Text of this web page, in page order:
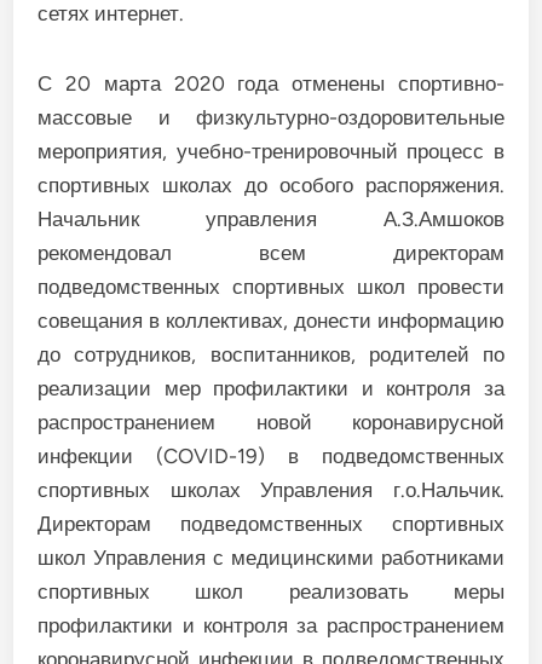
сетях интернет.
С 20 марта 2020 года отменены спортивно-
массовые и физкультурно-оздоровительные
мероприятия, учебно-тренировочный процесс в
спортивных школах до особого распоряжения.
Начальник управления А.З.Амшоков
рекомендовал всем директорам
подведомственных спортивных школ провести
совещания в коллективах, донести информацию
до сотрудников, воспитанников, родителей по
реализации мер профилактики и контроля за
распространением новой коронавирусной
инфекции (COVID-19) в подведомственных
спортивных школах Управления г.о.Нальчик.
Директорам подведомственных спортивных
школ Управления с медицинскими работниками
спортивных школ реализовать меры
профилактики и контроля за распространением
коронавирусной инфекции в подведомственных